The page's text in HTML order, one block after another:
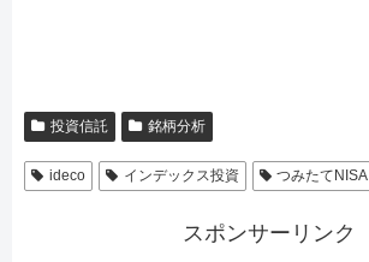
投資信託 銘柄分析
ideco インデックス投資 つみたてNISA
スポンサーリンク